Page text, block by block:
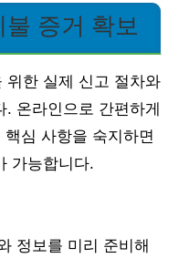
증거 확보
위한 실제 신고 절차와
온라인으로 간편하게
심 사항을 숙지하면
가능합니다.
정보를 미리 준비해